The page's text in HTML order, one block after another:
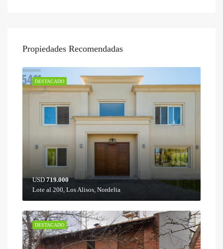
Propiedades Recomendadas
DESTACADO
USD719.000
Lote al 200, Los Alisos, Nordelta
DESTACADO